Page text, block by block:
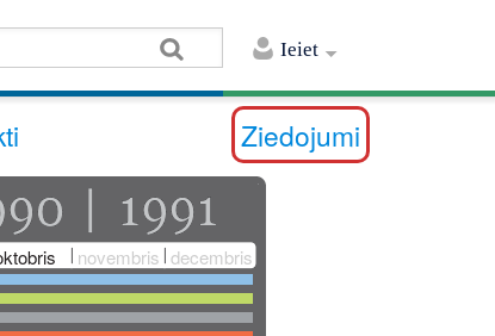
Ieiet
Ziedojumi
novembris decembris